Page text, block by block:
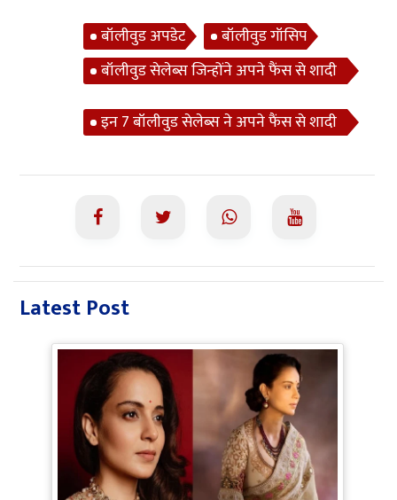
बॉलीवुड अपडेट
बॉलीवुड गॉसिप
बॉलीवुड सेलेब्स जिन्होंने अपने फैंस से शादी
इन 7 बॉलीवुड सेलेब्स ने अपने फैंस से शादी
Latest Post